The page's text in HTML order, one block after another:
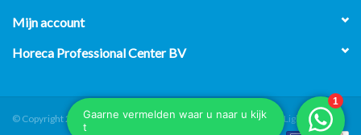
Mijn account
Horeca Professional Center BV
© Copyright 2026 Horeca Professional Center BV - Powered by Lightspeed